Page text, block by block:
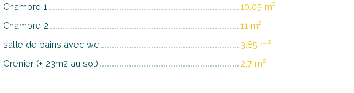
Chambre 1
10,05 m²
Chambre 2
11 m²
salle de bains avec wc
3,85 m²
Grenier (+ 23m2 au sol)
2,7 m²